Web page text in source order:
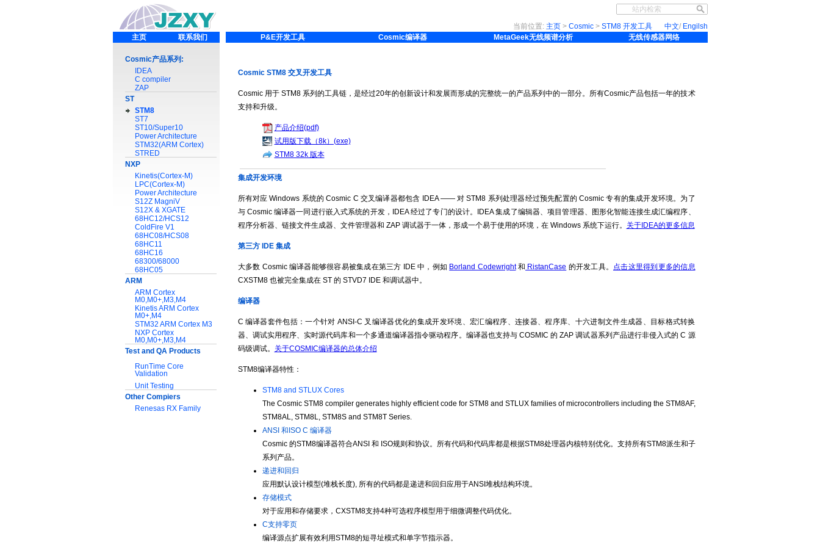
主页 联系我们
Cosmic产品系列:
IDEA
C compiler
ZAP
ST
STM8
ST7
ST10/Super10
Power Architecture
STM32(ARM Cortex)
STRED
NXP
Kinetis(Cortex-M)
LPC(Cortex-M)
Power Architecture
S12Z MagniV
S12X & XGATE
68HC12/HCS12
ColdFire V1
68HC08/HCS08
68HC11
68HC16
68300/68000
68HC05
ARM
ARM Cortex
M0,M0+,M3,M4
Kinetis ARM Cortex
M0+,M4
STM32 ARM Cortex M3
NXP Cortex
M0,M0+,M3,M4
Test and QA Products
RunTime Core
Validation
Unit Testing
Other Compiers
Renesas RX Family
中文/ Engilsh
当前位置: 主页> Cosmic> STM8 开发工具
P&E开发工具
Cosmic编译器 MetaGeek无线频谱分析 无线传感器网络
Cosmic STM8 交叉开发工具
Cosmic 用于 STM8 系列的工具链，是经过20年的创新设计和发展而形成的完整统一的产品系列中的一部分。所有Cosmic产品包括一年的技术
支持和升级。
产品介绍(pdf)
试用版下载（8k）(exe)
STM8 32k 版本
集成开发环境
所有对应 Windows 系统的 Cosmic C 交叉编译器都包含 IDEA —— 对 STM8 系列处理器经过预先配置的 Cosmic 专有的集成开发环境。为了
与 Cosmic 编译器一同进行嵌入式系统的开发，IDEA 经过了专门的设计。IDEA 集成了编辑器、项目管理器、图形化智能连接生成汇编程序、
程序分析器、链接文件生成器、文件管理器和 ZAP 调试器于一体，形成一个易于使用的环境，在 Windows 系统下运行。
关于IDEA的更多信息
第三方 IDE 集成
大多数 Cosmic 编译器能够很容易被集成在第三方 IDE 中，例如 Borland Codewright和 RistanCase 的开发工具。 点击这里得到更多的信息
CXSTM8 也被完全集成在 ST 的 STVD7 IDE 和调试器中。
编译器
C 编译器套件包括：一个针对 ANSI-C 叉编译器优化的集成开发环境、宏汇编程序、连接器、程序库、十六进制文件生成器、目标格式转换
器、调试实用程序、实时源代码库和一个多通道编译器指令驱动程序。编译器也支持与 COSMIC 的 ZAP 调试器系列产品进行非侵入式的 C 源
码级调试。
关于COSMIC编译器的总体介绍
STM8编译器特性：
STM8 and STLUX Cores
The Cosmic STM8 compiler generates highly efficient code for STM8 and STLUX families of microcontrollers including the STM8AF,
STM8AL, STM8L, STM8S and STM8T Series.
ANSI 和ISO C 编译器
Cosmic 的STM8编译器符合ANSI 和 ISO规则和协议。所有代码和代码库都是根据STM8处理器内核特别优化。支持所有STM8派生和子
系列产品。
递进和回归
应用默认设计模型(堆栈长度), 所有的代码都是递进和回归应用于ANSI堆栈结构环境。
存储模式
对于应用和存储要求，CXSTM8支持4种可选程序模型用于细微调整代码优化。
C支持零页
编译源点扩展有效利用STM8的短寻址模式和单字节指示器。